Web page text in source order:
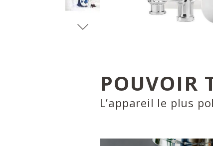
POUVOIR
L’appareil le plus